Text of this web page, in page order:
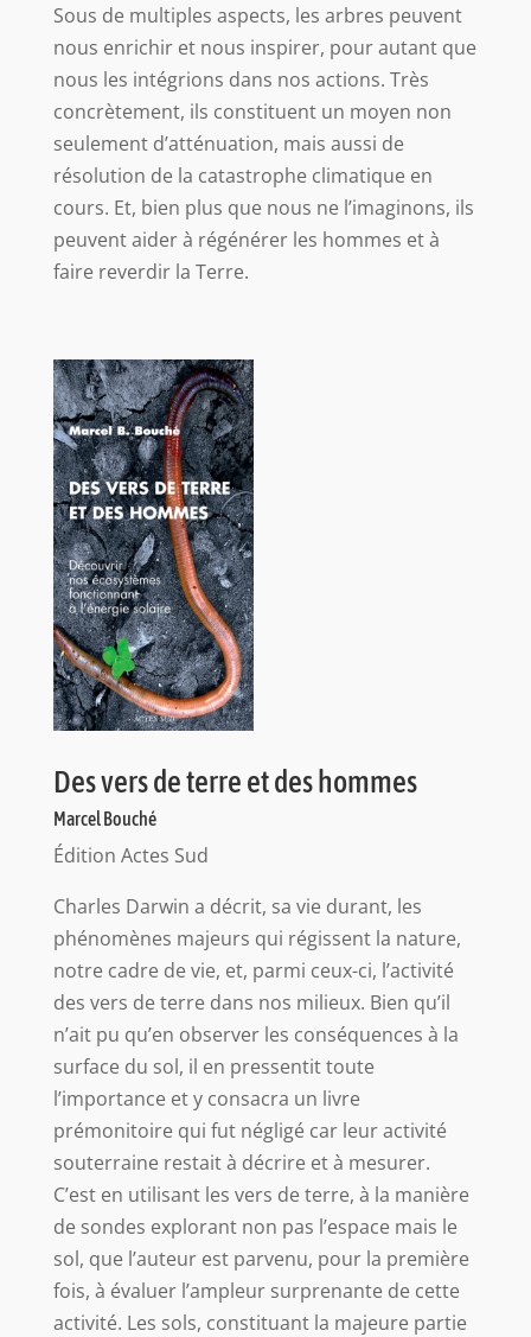
Sous de multiples aspects, les arbres peuvent
nous enrichir et nous inspirer, pour autant que
nous les intégrions dans nos actions. Très
concrètement, ils constituent un moyen non
seulement d’atténuation, mais aussi de
résolution de la catastrophe climatique en
cours. Et, bien plus que nous ne l’imaginons, ils
peuvent aider à régénérer les hommes et à
faire reverdir la Terre.
Des vers de terre et des hommes
Marcel Bouché
Édition Actes Sud
Charles Darwin a décrit, sa vie durant, les
phénomènes majeurs qui régissent la nature,
notre cadre de vie, et, parmi ceux-ci, l’activité
des vers de terre dans nos milieux. Bien qu’il
n’ait pu qu’en observer les conséquences à la
surface du sol, il en pressentit toute
l’importance et y consacra un livre
prémonitoire qui fut négligé car leur activité
souterraine restait à décrire et à mesurer.
C’est en utilisant les vers de terre, à la manière
de sondes explorant non pas l’espace mais le
sol, que l’auteur est parvenu, pour la première
fois, à évaluer l’ampleur surprenante de cette
activité. Les sols, constituant la majeure partie